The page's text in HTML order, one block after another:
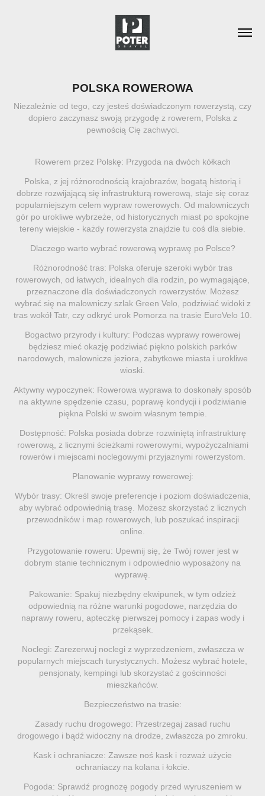
POLSKA ROWEROWA
Niezależnie od tego, czy jesteś doświadczonym rowerzystą, czy
dopiero zaczynasz swoją przygodę z rowerem, Polska z
pewnością Cię zachwyci.
Rowerem przez Polskę: Przygoda na dwóch kółkach
Polska, z jej różnorodnością krajobrazów, bogatą historią i
dobrze rozwijającą się infrastrukturą rowerową, staje się coraz
popularniejszym celem wypraw rowerowych. Od malowniczych
gór po urokliwe wybrzeże, od historycznych miast po spokojne
tereny wiejskie - każdy rowerzysta znajdzie tu coś dla siebie.
Dlaczego warto wybrać rowerową wyprawę po Polsce?
Różnorodność tras: Polska oferuje szeroki wybór tras
rowerowych, od łatwych, idealnych dla rodzin, po wymagające,
przeznaczone dla doświadczonych rowerzystów. Możesz
wybrać się na malowniczy szlak Green Velo, podziwiać widoki z
tras wokół Tatr, czy odkryć urok Pomorza na trasie EuroVelo 10.
Bogactwo przyrody i kultury: Podczas wyprawy rowerowej
będziesz mieć okazję podziwiać piękno polskich parków
narodowych, malownicze jeziora, zabytkowe miasta i urokliwe
wioski.
Aktywny wypoczynek: Rowerowa wyprawa to doskonały sposób
na aktywne spędzenie czasu, poprawę kondycji i podziwianie
piękna Polski w swoim własnym tempie.
Dostępność: Polska posiada dobrze rozwiniętą infrastrukturę
rowerową, z licznymi ścieżkami rowerowymi, wypożyczalniami
rowerów i miejscami noclegowymi przyjaznymi rowerzystom.
Planowanie wyprawy rowerowej:
Wybór trasy: Określ swoje preferencje i poziom doświadczenia,
aby wybrać odpowiednią trasę. Możesz skorzystać z licznych
przewodników i map rowerowych, lub poszukać inspiracji
online.
Przygotowanie roweru: Upewnij się, że Twój rower jest w
dobrym stanie technicznym i odpowiednio wyposażony na
wyprawę.
Pakowanie: Spakuj niezbędny ekwipunek, w tym odzież
odpowiednią na różne warunki pogodowe, narzędzia do
naprawy roweru, apteczkę pierwszej pomocy i zapas wody i
przekąsek.
Noclegi: Zarezerwuj noclegi z wyprzedzeniem, zwłaszcza w
popularnych miejscach turystycznych. Możesz wybrać hotele,
pensjonaty, kempingi lub skorzystać z gościnności
mieszkańców.
Bezpieczeństwo na trasie:
Zasady ruchu drogowego: Przestrzegaj zasad ruchu
drogowego i bądź widoczny na drodze, zwłaszcza po zmroku.
Kask i ochraniacze: Zawsze noś kask i rozważ użycie
ochraniaczy na kolana i łokcie.
Pogoda: Sprawdź prognozę pogody przed wyruszeniem w